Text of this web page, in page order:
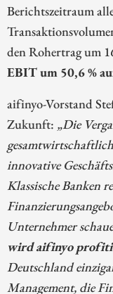
Berichtszeitraum
den Rohertrag um
EBIT um 50,6 %
aifinyo-Vorstand
Zukunft: „Die
innovative
Klassische Banken
Unternehmer
wird aifinyo
Deutschland
Management, die